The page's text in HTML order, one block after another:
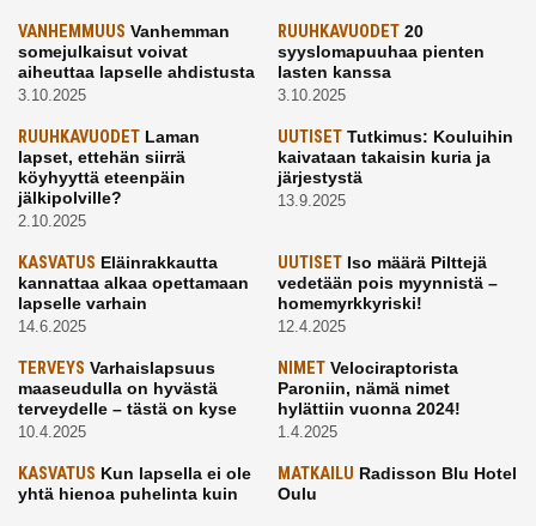
VANHEMMUUS Vanhemman
somejulkaisut voivat
aiheuttaa lapselle ahdistusta
3.10.2025
RUUHKAVUODET20
syyslomapuuhaa pienten
lasten kanssa
3.10.2025
RUUHKAVUODET Laman
lapset, ettehän siirrä
köyhyyttä eteenpäin
jälkipolville?
2.10.2025
UUTISETTutkimus: Kouluihin
kaivataan takaisin kuria ja
järjestystä
13.9.2025
KASVATUS Eläinrakkautta
kannattaa alkaa opettamaan
lapselle varhain
14.6.2025
UUTISETIso määrä Pilttejä
vedetään pois myynnistä –
homemyrkkyriski!
12.4.2025
TERVEYS Varhaislapsuus
maaseudulla on hyvästä
terveydelle – tästä on kyse
10.4.2025
NIMETVelociraptorista
Paroniin, nämä nimet
hylättiin vuonna 2024!
1.4.2025
KASVATUS Kun lapsella ei ole
yhtä hienoa puhelinta kuin
MATKAILU Radisson Blu Hotel
Oulu